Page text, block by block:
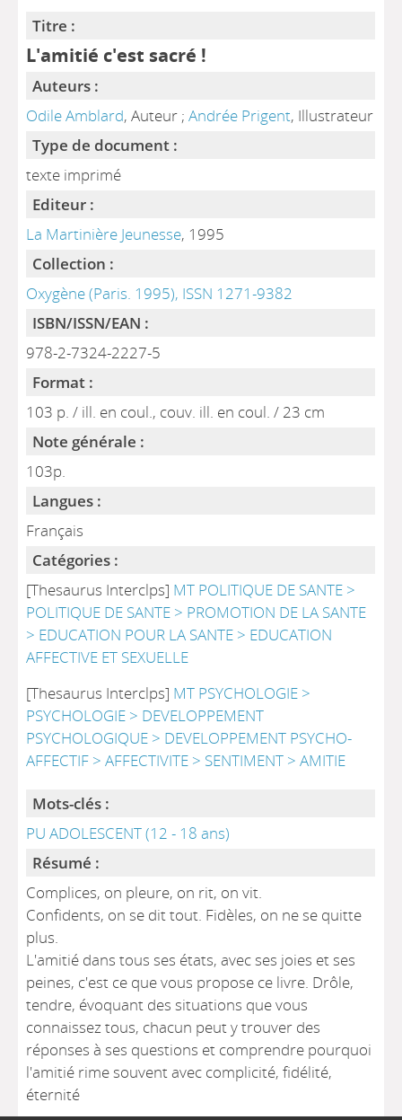
Titre :
L'amitié c'est sacré !
Auteurs :
Odile Amblard, Auteur ;Andrée Prigent, Illustrateur
Type de document :
texte imprimé
Editeur :
La Martinière Jeunesse, 1995
Collection :
Oxygène (Paris. 1995), ISSN 1271-9382
ISBN/ISSN/EAN :
978-2-7324-2227-5
Format :
103 p. / ill. en coul., couv. ill. en coul. / 23 cm
Note générale :
103p.
Langues :
Français
Catégories :
[Thesaurus Interclps] MT POLITIQUE DE SANTE >
POLITIQUE DE SANTE > PROMOTION DE LA SANTE
> EDUCATION POUR LA SANTE > EDUCATION
AFFECTIVE ET SEXUELLE
[Thesaurus Interclps] MT PSYCHOLOGIE >
PSYCHOLOGIE > DEVELOPPEMENT
PSYCHOLOGIQUE > DEVELOPPEMENT PSYCHO-
AFFECTIF > AFFECTIVITE > SENTIMENT > AMITIE
Mots-clés :
PU ADOLESCENT (12 - 18 ans)
Résumé :
Complices, on pleure, on rit, on vit.
Confidents, on se dit tout. Fidèles, on ne se quitte
plus.
L'amitié dans tous ses états, avec ses joies et ses
peines, c'est ce que vous propose ce livre. Drôle,
tendre, évoquant des situations que vous
connaissez tous, chacun peut y trouver des
réponses à ses questions et comprendre pourquoi
l'amitié rime souvent avec complicité, fidélité,
éternité